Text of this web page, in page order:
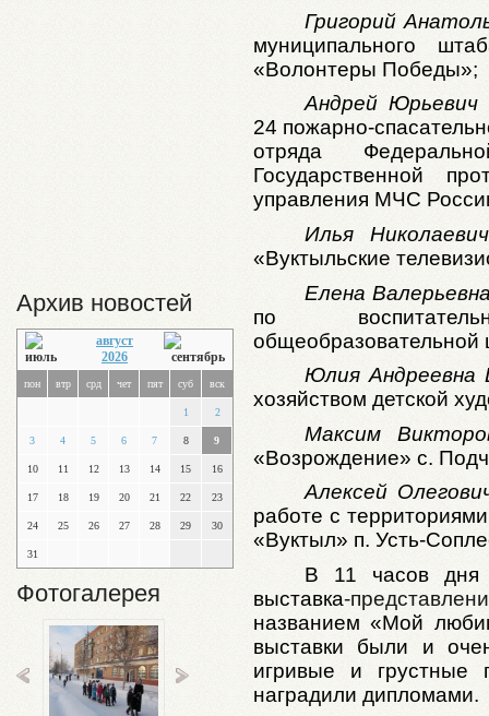
Архив новостей
август
2026
пон втр срд чет пят суб вск
1 2
3 4 5 6 7 8 9
10 11 12 13 14 15 16
17 18 19 20 21 22 23
24 25 26 27 28 29 30
31
Фотогалерея
Григорий
муниципального
«Волонтеры Победы»;
Андрей
24 пожарно-
отряда
Государственной
управления МЧС
Илья
«Вуктыльские
Елена
по
Юлия Андреевна
хозяйством детской
Максим
«Возрождение» с.
Алексей
работе с
«Вуктыл» п. Усть-
В 11 часов дня
выставка-
названием «Мой
выставки были и
игривые и
наградили дипломами.